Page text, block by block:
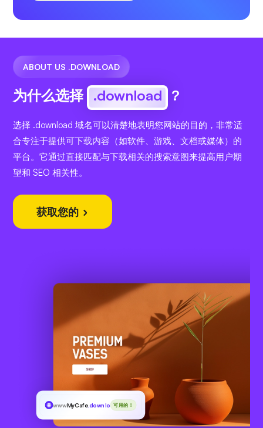
ABOUT US .DOWNLOAD
为什么选择 .download ?
选择 .download 域名可以清楚地表明您网站的目的，非常适
合专注于提供可下载内容（如软件、游戏、文档或媒体）的
平台。它通过直接匹配与下载相关的搜索意图来提高用户期
望和 SEO 相关性。
获取您的
wwwMyCafe.download可用的！